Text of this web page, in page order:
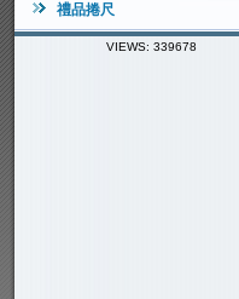
禮品捲尺
VIEWS: 339678